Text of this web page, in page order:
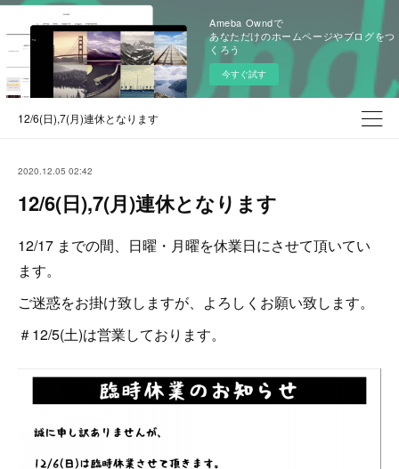
Ameba Owndで
あなただけのホームページやブログをつ
くろう
今すぐ試す
12/6(日),7(月)連休となります
2020.12.05 02:42
12/6(日),7(月)連休となります
12/17 までの間、日曜・月曜を休業日にさせて頂いてい
ます。
ご迷惑をお掛け致しますが、よろしくお願い致します。
＃12/5(土)は営業しております。